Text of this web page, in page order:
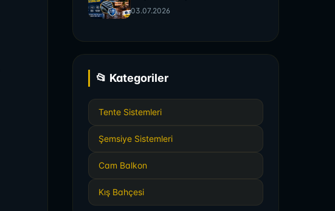
03.07.2026
📂 Kategoriler
Tente Sistemleri
Şemsiye Sistemleri
Cam Balkon
Kış Bahçesi